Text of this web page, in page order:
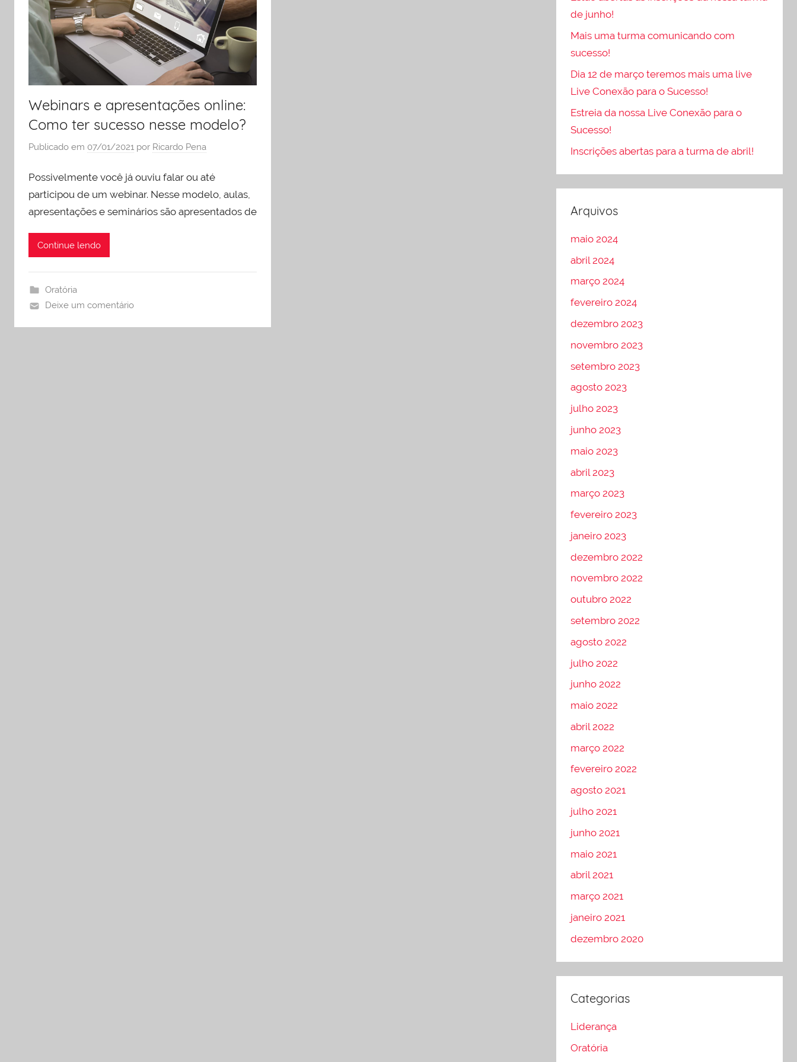
liderança
Webinars e apresentações online:
Como ter sucesso nesse modelo?
Publicado em 07/01/2021 por Ricardo Pena
Possivelmente você já ouviu falar ou até
participou de um webinar. Nesse modelo, aulas,
apresentações e seminários são apresentados de
Continue lendo
Oratória
Deixe um comentário
de junho!
Mais uma turma comunicando com
sucesso!
Dia 12 de março teremos mais uma live
Live Conexão para o Sucesso!
Estreia da nossa Live Conexão para o
Sucesso!
Inscrições abertas para a turma de abril!
Arquivos
maio 2024
abril 2024
março 2024
fevereiro 2024
dezembro 2023
novembro 2023
setembro 2023
agosto 2023
julho 2023
junho 2023
maio 2023
abril 2023
março 2023
fevereiro 2023
janeiro 2023
dezembro 2022
novembro 2022
outubro 2022
setembro 2022
agosto 2022
julho 2022
junho 2022
maio 2022
abril 2022
março 2022
fevereiro 2022
agosto 2021
julho 2021
junho 2021
maio 2021
abril 2021
março 2021
janeiro 2021
dezembro 2020
Categorias
Liderança
Oratória